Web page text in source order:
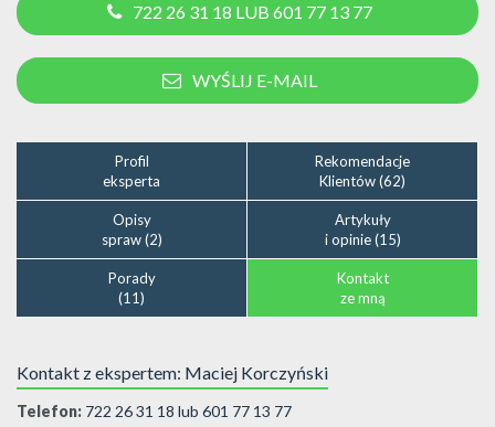
722 26 31 18 LUB 601 77 13 77
WYŚLIJ E-MAIL
Profil
eksperta
Rekomendacje
Klientów (62)
Opisy
spraw (2)
Artykuły
i opinie (15)
Porady
(11)
Kontakt
ze mną
Kontakt z ekspertem: Maciej Korczyński
Telefon: 722 26 31 18 lub 601 77 13 77